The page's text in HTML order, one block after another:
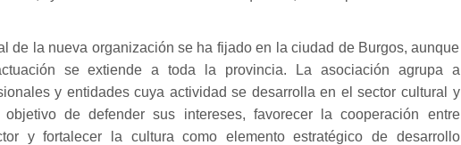
de la nueva organización se ha fijado en la ciudad de Burgos, aunque
se extiende a toda la provincia. La asociación agrupa a
y entidades cuya actividad se desarrolla en el sector cultural y
de defender sus intereses, favorecer la cooperación entre
y fortalecer la cultura como elemento estratégico de desarrollo